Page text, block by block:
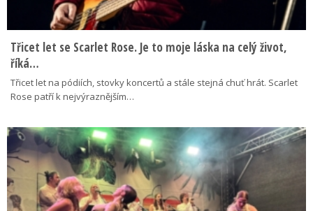
Třicet let se Scarlet Rose. Je to moje láska na celý život,
říká…
Třicet let na pódiích, stovky koncertů a stále stejná chuť hrát. Scarlet
Rose patří k nejvýraznějším…